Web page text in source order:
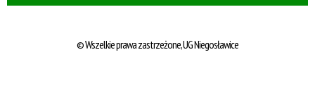
© Wszelkie prawa zastrzeżone, UG Niegosławice